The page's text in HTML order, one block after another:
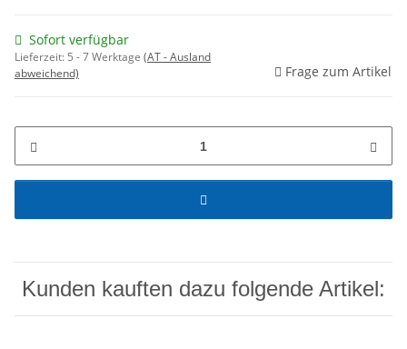
Sofort verfügbar
Lieferzeit: 5 - 7 Werktage (AT - Ausland
abweichend)
Frage zum Artikel
Kunden kauften dazu folgende Artikel: